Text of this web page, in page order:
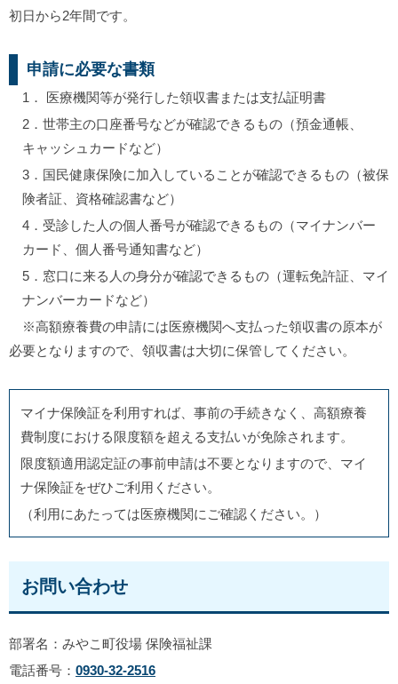
初日から2年間です。
申請に必要な書類
1． 医療機関等が発行した領収書または支払証明書
2．世帯主の口座番号などが確認できるもの（預金通帳、
キャッシュカードなど）
3．国民健康保険に加入していることが確認できるもの（被保
険者証、資格確認書など）
4．受診した人の個人番号が確認できるもの（マイナンバー
カード、個人番号通知書など）
5．窓口に来る人の身分が確認できるもの（運転免許証、マイ
ナンバーカードなど）
※高額療養費の申請には医療機関へ支払った領収書の原本が
必要となりますので、領収書は大切に保管してください。
マイナ保険証を利用すれば、事前の手続きなく、高額療養
費制度における限度額を超える支払いが免除されます。
限度額適用認定証の事前申請は不要となりますので、マイ
ナ保険証をぜひご利用ください。
（利用にあたっては医療機関にご確認ください。）
お問い合わせ
部署名：みやこ町役場 保険福祉課
電話番号： 0930-32-2516